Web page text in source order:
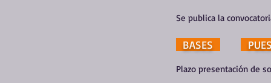
Se publica la
BASES
Plazo presentación de